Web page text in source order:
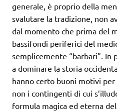
generale, è proprio della
svalutare la tradizione, non
dal momento che prima del
bassifondi periferici del
semplicemente “barbari”. In
a dominare la storia
hanno certo buoni motivi
non i contingenti di cui
formula magica ed eterna